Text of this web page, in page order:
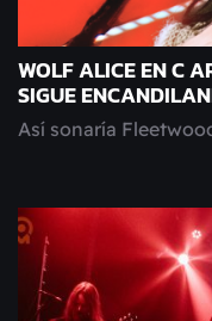
WOLF ALICE EN C
SIGUE
Así sonaría